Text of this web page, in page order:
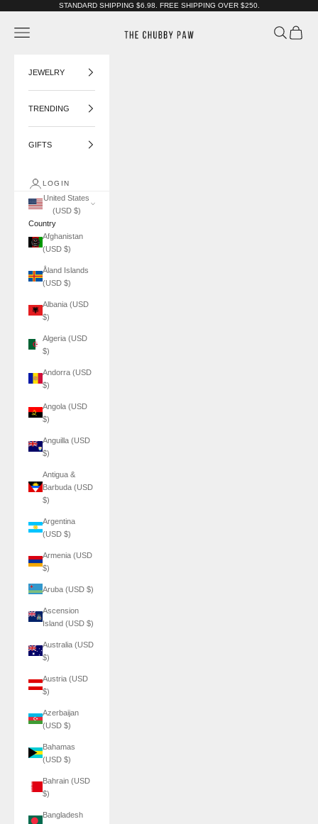
STANDARD SHIPPING $6.98. FREE SHIPPING OVER $250.
Navigation menu SearchCart
JEWELRY
TRENDING
GIFTS
LOGIN
United States
(USD $)
Country
Afghanistan
(USD $)
Åland Islands
(USD $)
Albania (USD
$)
Algeria (USD
$)
Andorra (USD
$)
Angola (USD
$)
Anguilla (USD
$)
Antigua &
Barbuda (USD
$)
Argentina
(USD $)
Armenia (USD
$)
Aruba (USD $)
Ascension
Island (USD $)
Australia (USD
$)
Austria (USD
$)
Azerbaijan
(USD $)
Bahamas
(USD $)
Bahrain (USD
$)
Bangladesh